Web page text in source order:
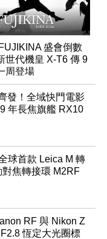
盛會倒數
世代機皇 X-T6 傳 9
周登場
發！全域快門電影
年長焦旗艦 RX10
球首款 Leica M 轉
焦轉接環 M2RF
RF 與 Nikon Z
恆定大光圈標